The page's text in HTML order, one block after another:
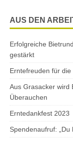
AUS DEN
Erfolgreiche
gestärkt
Erntefreuden für die
Aus Grasacker wird
Überauchen
Erntedankfest 2023
Spendenaufruf: